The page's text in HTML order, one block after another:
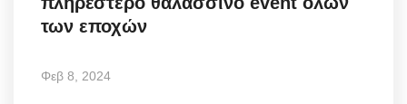
των εποχών
Φεβ 8, 2024